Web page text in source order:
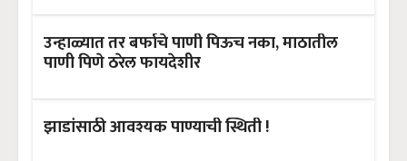
उन्हाळ्यात तर बर्फाचे पाणी पिऊच नका, माठातील
पाणी पिणे ठरेल फायदेशीर
झाडांसाठी आवश्यक पाण्याची स्थिती !